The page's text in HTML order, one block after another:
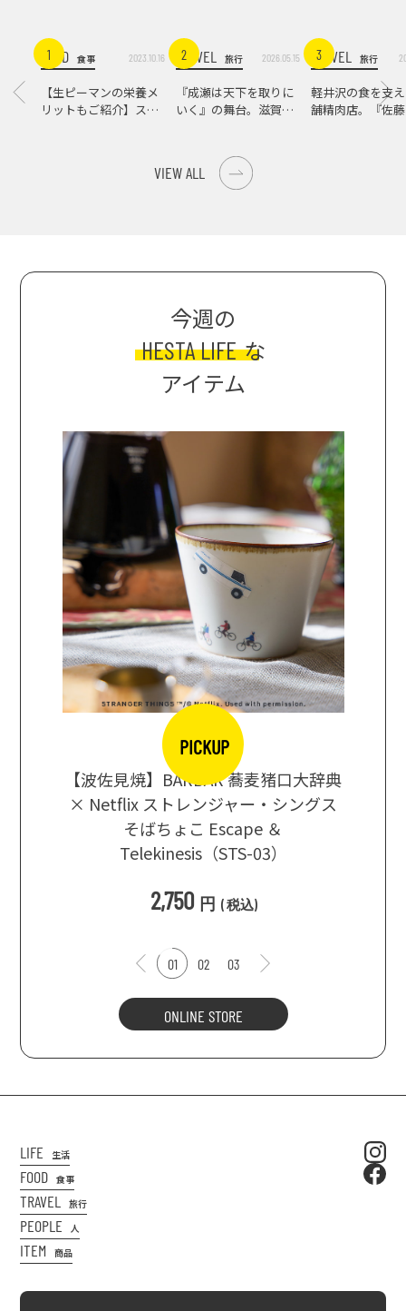
1FOOD 食事 2023.10.16
【生ピーマンの栄養メ
リットもご紹介】スパ
2
TRAVEL 旅行 2026.05.15
『成瀬は天下を取りに
いく』の舞台。滋賀県
3
TRAVEL 旅行
軽井沢の食を支
舗精肉店。『佐
VIEW ALL
今週の
HESTA LIFE な
アイテム
PICKUP
【波佐見焼】BARBAR 蕎麦猪口大辞典
× Netflix ストレンジャー・シングス
そばちょこ Escape ＆
Telekinesis（STS-03）
2,750 円 (税込)
01 02 03
ONLINE STORE
LIFE 生活
FOOD 食事
TRAVEL 旅行
PEOPLE 人
ITEM 商品